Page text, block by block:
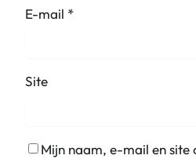
E-mail *
Site
Mijn naam, e-mail en site